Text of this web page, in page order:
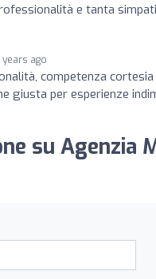
e tanta
years ago
competenza
giusta per esperienze
su Agenzia